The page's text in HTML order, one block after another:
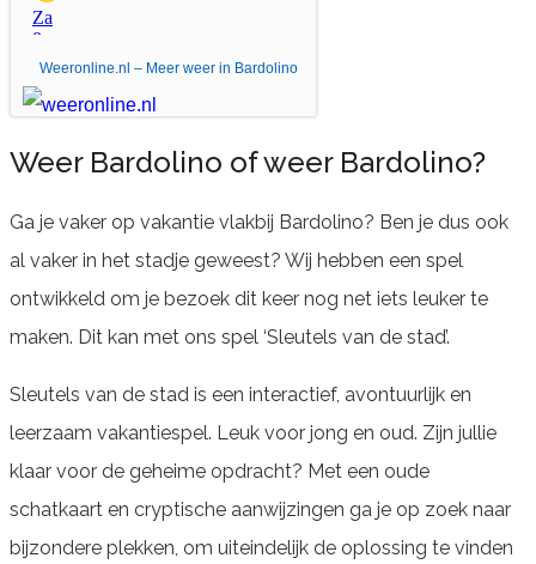
Weeronline.nl – Meer weer in Bardolino
Weer Bardolino of weer Bardolino?
Ga je vaker op vakantie vlakbij Bardolino? Ben je dus ook
al vaker in het stadje geweest? Wij hebben een spel
ontwikkeld om je bezoek dit keer nog net iets leuker te
maken. Dit kan met ons spel ‘Sleutels van de stad’.
Sleutels van de stad is een interactief, avontuurlijk en
leerzaam vakantiespel. Leuk voor jong en oud. Zijn jullie
klaar voor de geheime opdracht? Met een oude
schatkaart en cryptische aanwijzingen ga je op zoek naar
bijzondere plekken, om uiteindelijk de oplossing te vinden